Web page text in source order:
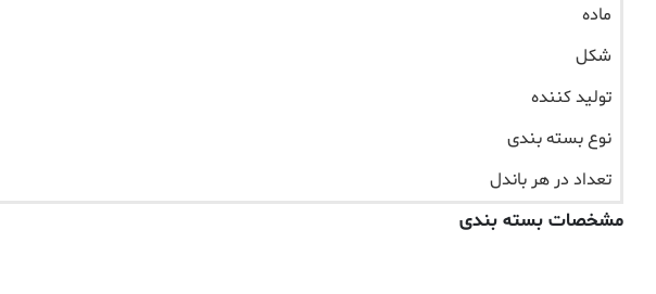
ماده
شکل
تولید کننده
نوع بسته بندی
تعداد در هر باندل
مشخصات بسته بندی